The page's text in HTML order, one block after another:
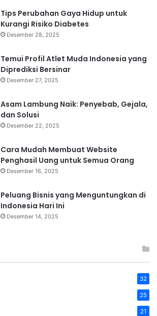
Tips Perubahan Gaya Hidup untuk
Kurangi Risiko Diabetes
Desember 28, 2025
Temui Profil Atlet Muda Indonesia yang
Diprediksi Bersinar
Desember 27, 2025
Asam Lambung Naik: Penyebab, Gejala,
dan Solusi
Desember 22, 2025
Cara Mudah Membuat Website
Penghasil Uang untuk Semua Orang
Desember 16, 2025
Peluang Bisnis yang Menguntungkan di
Indonesia Hari Ini
Desember 14, 2025
32
25
21